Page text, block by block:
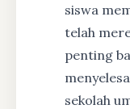
siswa
telah
penting
sekolah